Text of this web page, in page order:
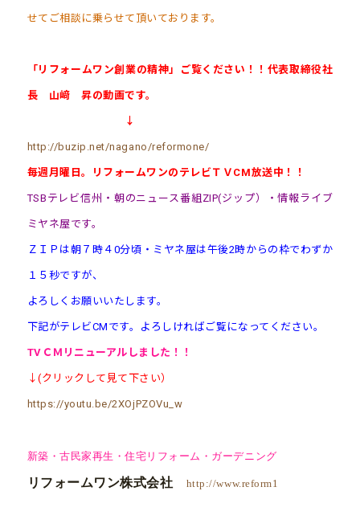
せてご相談に乗らせて頂いております。
「リフォームワン創業の精神」ご覧ください！！代表取締役社
長 山﨑 昇の動画です。
↓
http://buzip.net/nagano/reformone/
毎週月曜日。リフォームワンのテレビＴＶCM放送中！！
TSBテレビ信州・朝のニュース番組ZIP(ジップ）・情報ライブ
ミヤネ屋です。
ＺＩＰは朝７時４0分頃・ミヤネ屋は午後2時からの枠でわずか
１５秒ですが、
よろしくお願いいたします。
下記がテレビCMです。よろしければご覧になってください。
TVＣＭ リニューアル しました！！
↓(クリックして見て下さい）
https://youtu.be/2XOjPZOVu_w
新築・古民家再生・住宅リフォーム・ガーデニング
リフォームワン株式会社 http://www.reform1